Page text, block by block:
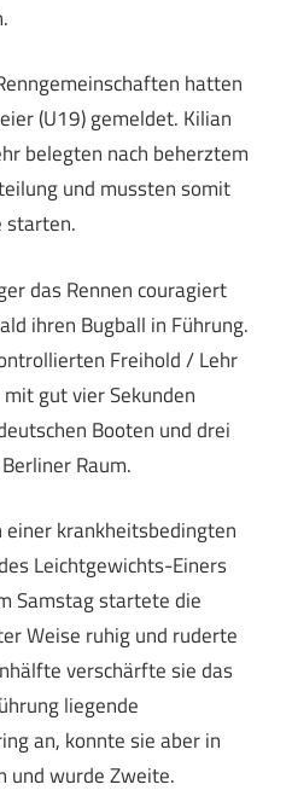
hatten
(U19) gemeldet. Kilian
belegten nach beherztem
und mussten somit
starten.
das Rennen couragiert
ihren Bugball in Führung.
Freihold / Lehr
gut vier Sekunden
Booten und drei
Raum.
krankheitsbedingten
Leichtgewichts-Einers
Samstag startete die
Weise ruhig und ruderte
verschärfte sie das
liegende
an, konnte sie aber in
und wurde Zweite.